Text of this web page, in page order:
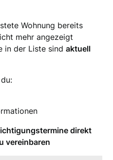
Wohnung bereits
mehr angezeigt
in der Liste sindaktuell
direkt
vereinbaren